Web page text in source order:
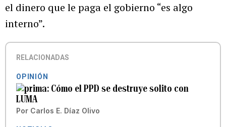
el dinero que le paga el gobierno “es algo
interno”.
RELACIONADAS
OPINIÓN
Cómo el PPD se destruye solito con
LUMA
Por Carlos E. Díaz Olivo